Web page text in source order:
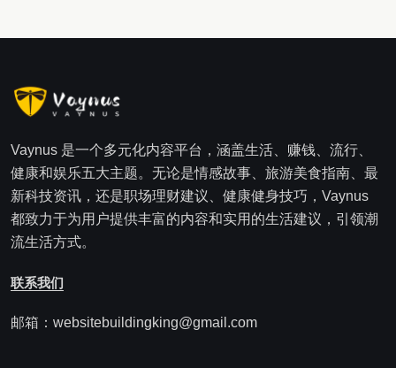
Vaynus 是一个多元化内容平台，涵盖生活、赚钱、流行、
健康和娱乐五大主题。无论是情感故事、旅游美食指南、最
新科技资讯，还是职场理财建议、健康健身技巧，Vaynus
都致力于为用户提供丰富的内容和实用的生活建议，引领潮
流生活方式。
联系我们
邮箱：websitebuildingking@gmail.com